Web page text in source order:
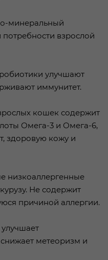
минеральный
взрослой
улучшают
иммунитет.
кошек содержит
Омега-3 и Омега-6,
здоровую кожу и
низкоаллергенные
Не содержит
причиной аллергии.
метеоризм и